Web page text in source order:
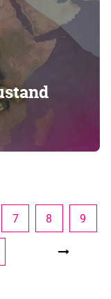
7 8 9